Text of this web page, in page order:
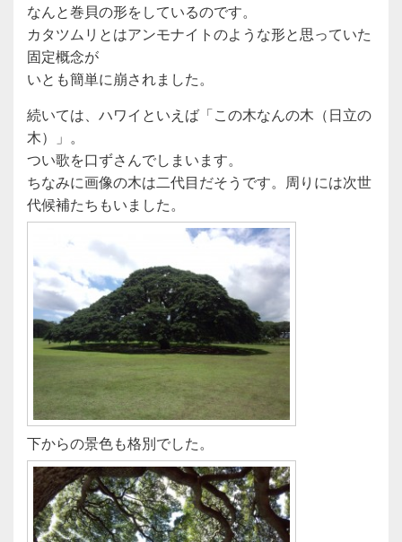
なんと巻貝の形をしているのです。
カタツムリとはアンモナイトのような形と思っていた
固定概念が
いとも簡単に崩されました。
続いては、ハワイといえば「この木なんの木（日立の
木）」。
つい歌を口ずさんでしまいます。
ちなみに画像の木は二代目だそうです。周りには次世
代候補たちもいました。
下からの景色も格別でした。